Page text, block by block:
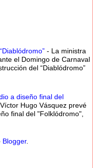
- La ministra
el Domingo de Carnaval
del “Diablódromo”
a diseño final del
Hugo Vásquez prevé
final del "Folklódromo",
Blogger.